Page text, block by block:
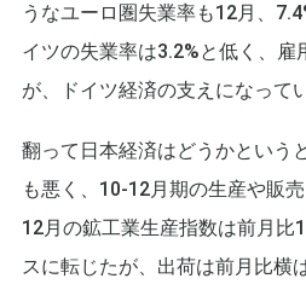
うなユーロ圏失業率も12月、
イツの失業率は3.2%と低く、雇
が、ドイツ経済の支えになって
翻って日本経済はどうかという
も悪く、10-12月期の生産や販
12月の鉱工業生産指数は前月比
スに転じたが、出荷は前月比横